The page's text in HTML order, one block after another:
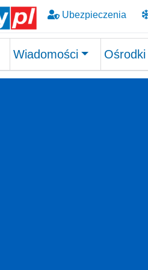
Ubezpieczenia
Wiadomości Ośrodki